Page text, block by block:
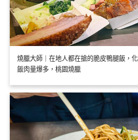
燒臘大師｜在地人都在搶的脆皮鴨腿飯，
飯肉量爆多，桃園燒臘